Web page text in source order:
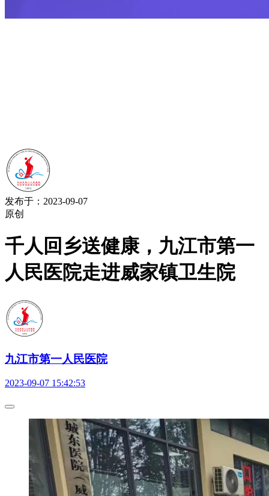
发布于：2023-09-07
原创
千人回乡送健康，九江市第一
人民医院走进威家镇卫生院
九江市第一人民医院
2023-09-07 15:42:53